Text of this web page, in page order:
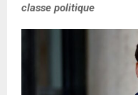
classe politique